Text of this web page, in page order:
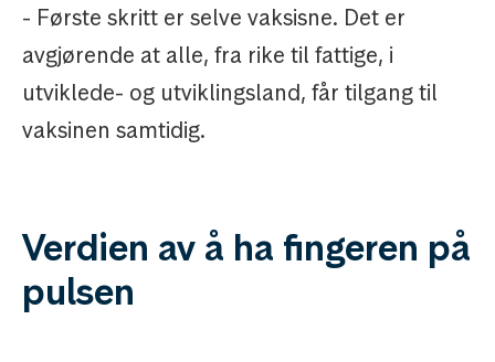
- Første skritt er selve vaksisne. Det er
avgjørende at alle, fra rike til fattige, i
utviklede- og utviklingsland, får tilgang til
vaksinen samtidig.
Verdien av å ha fingeren på
pulsen